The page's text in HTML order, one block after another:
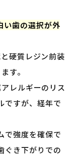
い歯の選択が外
硬質レジン前装
す。
レルギーのリス
ですが、経年で
で強度を確保で
ぐき下がりでの